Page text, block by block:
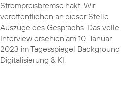
Strompreisbremse hakt. Wir
veröffentlichen an dieser Stelle
Auszüge des Gesprächs. Das volle
Interview erschien am 10. Januar
2023 im Tagesspiegel Background
Digitalisierung & KI.